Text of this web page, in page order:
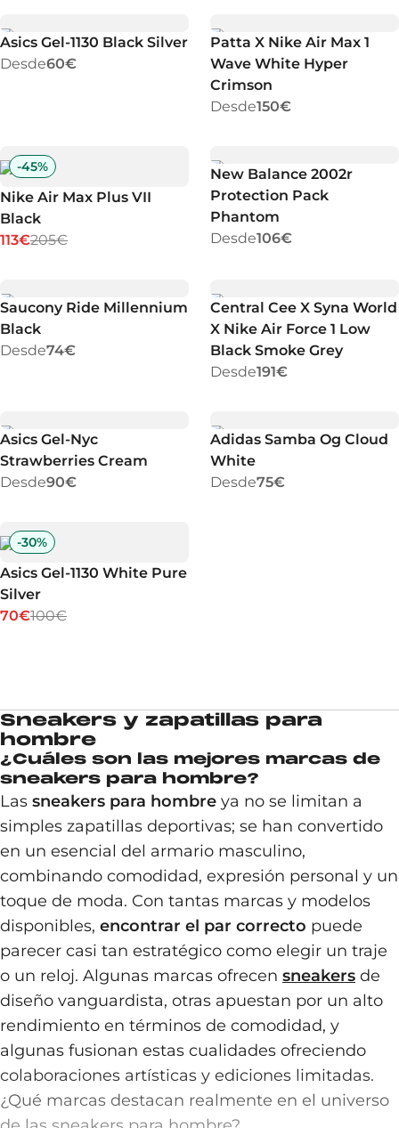
Asics Gel-1130 Black Silver
Desde60€
Patta X Nike Air Max 1
Wave White Hyper
Crimson
Desde150€
-45%
Nike Air Max Plus VII
Black
113€205€
New Balance 2002r
Protection Pack
Phantom
Desde106€
Saucony Ride Millennium
Black
Desde74€
Central Cee X Syna World
X Nike Air Force 1 Low
Black Smoke Grey
Desde191€
Asics Gel-Nyc
Strawberries Cream
Desde90€
Adidas Samba Og Cloud
White
Desde75€
-30%
Asics Gel-1130 White Pure
Silver
70€100€
Sneakers y zapatillas para
hombre
¿Cuáles son las mejores marcas de
sneakers para hombre?
Las sneakers para hombre ya no se limitan a
simples zapatillas deportivas; se han convertido
en un esencial del armario masculino,
combinando comodidad, expresión personal y un
toque de moda. Con tantas marcas y modelos
disponibles, encontrar el par correcto puede
parecer casi tan estratégico como elegir un traje
o un reloj. Algunas marcas ofrecen sneakers de
diseño vanguardista, otras apuestan por un alto
rendimiento en términos de comodidad, y
algunas fusionan estas cualidades ofreciendo
colaboraciones artísticas y ediciones limitadas.
¿Qué marcas destacan realmente en el universo